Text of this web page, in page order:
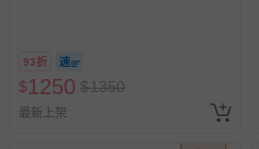
93折
$1250 $1350
最新上架